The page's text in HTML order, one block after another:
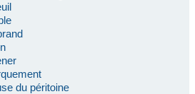
du péritoine